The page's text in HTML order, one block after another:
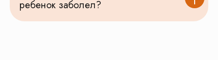
ребенок заболел?
в музее военной формы